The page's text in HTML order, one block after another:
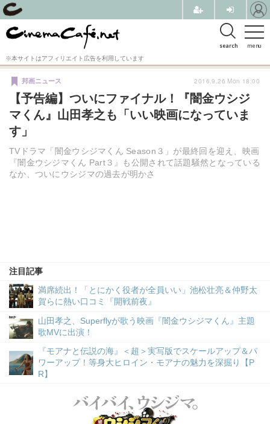
menu
search
※本サイトはアフィリエイト広告を利用しています
【予告編】ついにファイナル！『闇金ウシジ
マくん』山田孝之も「いい映画になっていま
す」
TVドラマ「闇金ウシジマくん Season３」が最終回を迎え、映画
『闇金ウシジマくん Part３』も公開されて話題騒然となっている
なか、ついにウシジマの過去が明かさ
邦画ニュース
注目記事
満席続出！「とにかく役者が全員いい」池松壮亮＆仲野太
賀らに熱い口コミ『開戦前夜』
山田孝之、Superflyが歌う映画『闇金ウシジマくん』主題
歌MVに出演！
『モアナと伝説の海』＜超＞実写版でスケールアップ＆パ
ワーアップ！等身大ヒロイン・モアナの魅力を深掘り【P
R】
2016.9.26 Mon 18:00